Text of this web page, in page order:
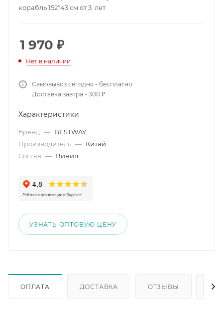
корабль 152*43 см от 3 лет
1 970 ₽
Нет в наличии
Самовывоз сегодня - бесплатно
Доставка завтра - 300 ₽
Характеристики
Бренд — BESTWAY
Производитель — Китай
Состав — Винил
УЗНАТЬ ОПТОВУЮ ЦЕНУ
ОПЛАТА ДОСТАВКА ОТЗЫВЫ